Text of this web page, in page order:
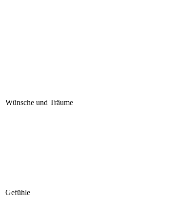
Wünsche und Träume
Gefühle